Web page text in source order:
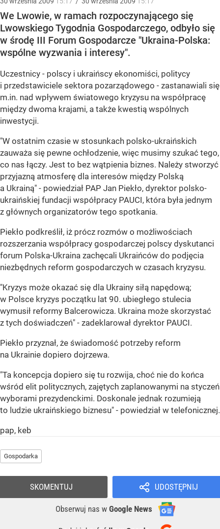
We Lwowie, w ramach rozpoczynającego się
Lwowskiego Tygodnia Gospodarczego, odbyło się
w środę III Forum Gospodarcze "Ukraina-Polska:
wspólne wyzwania i interesy".
Uczestnicy - polscy i ukraińscy ekonomiści, politycy
i przedstawiciele sektora pozarządowego - zastanawiali się
m.in. nad wpływem światowego kryzysu na współpracę
między dwoma krajami, a także kwestią wspólnych
inwestycji.
"W ostatnim czasie w stosunkach polsko-ukraińskich
zauważa się pewne ochłodzenie, więc musimy szukać tego,
co nas łączy. Jest to bez wątpienia biznes. Należy stworzyć
przyjazną atmosferę dla interesów między Polską
a Ukrainą" - powiedział PAP Jan Piekło, dyrektor polsko-
ukraińskiej fundacji współpracy PAUCI, która była jednym
z głównych organizatorów tego spotkania.
Piekło podkreślił, iż prócz rozmów o możliwościach
rozszerzania współpracy gospodarczej polscy dyskutanci
forum Polska-Ukraina zachęcali Ukraińców do podjęcia
niezbędnych reform gospodarczych w czasach kryzysu.
"Kryzys może okazać się dla Ukrainy siłą napędową;
w Polsce kryzys początku lat 90. ubiegłego stulecia
wymusił reformy Balcerowicza. Ukraina może skorzystać
z tych doświadczeń" - zadeklarował dyrektor PAUCI.
Piekło przyznał, że świadomość potrzeby reform
na Ukrainie dopiero dojrzewa.
"Ta koncepcja dopiero się tu rozwija, choć nie do końca
wśród elit politycznych, zajętych zaplanowanymi na styczeń
wyborami prezydenckimi. Doskonale jednak rozumieją
to ludzie ukraińskiego biznesu" - powiedział w telefonicznej.
pap, keb
Gospodarka
UDOSTĘPNIJ
Obserwuj nas w Google News
SKOMENTUJ